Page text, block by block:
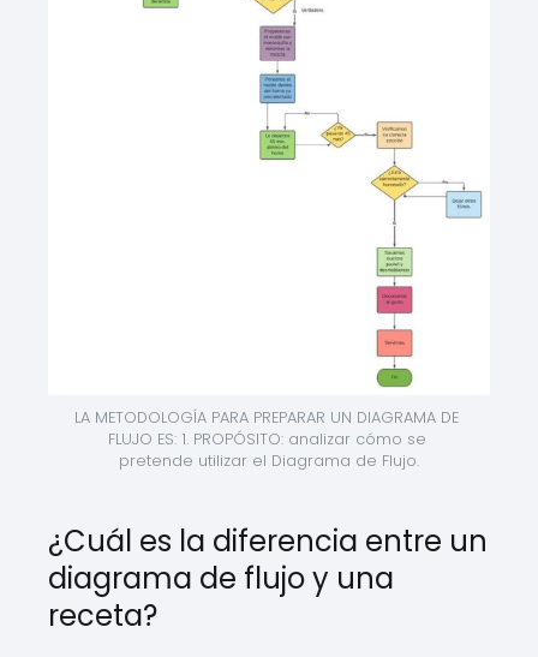
LA METODOLOGÍA PARA PREPARAR UN DIAGRAMA DE
FLUJO ES: 1. PROPÓSITO: analizar cómo se
pretende utilizar el Diagrama de Flujo.
¿Cuál es la diferencia entre un
diagrama de flujo y una
receta?